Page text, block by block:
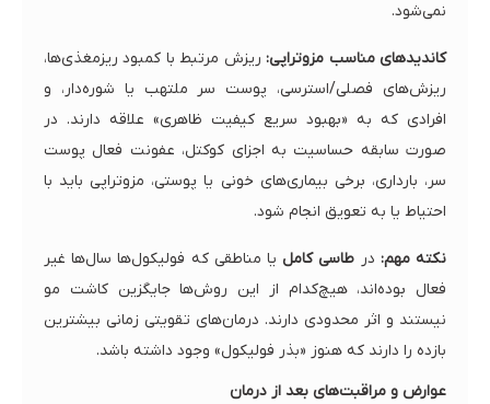
نمی‌شود.
کاندیدهای مناسب مزوتراپی:ریزش مرتبط با کمبود ریزمغذی‌ها،
ریزش‌های فصلی/استرسی، پوست سر ملتهب یا شوره‌دار، و
افرادی که به «بهبود سریع کیفیت ظاهری» علاقه دارند. در
صورت سابقه حساسیت به اجزای کوکتل، عفونت فعال پوست
سر، بارداری، برخی بیماری‌های خونی یا پوستی، مزوتراپی باید با
احتیاط یا به تعویق انجام شود.
نکته مهم: در طاسی کامل یا مناطقی که فولیکول‌ها سال‌ها غیر
فعال بوده‌اند، هیچ‌کدام از این روش‌ها جایگزین کاشت مو
نیستند و اثر محدودی دارند. درمان‌های تقویتی زمانی بیشترین
بازده را دارند که هنوز «بذر فولیکول» وجود داشته باشد.
عوارض و مراقبت‌های بعد از درمان